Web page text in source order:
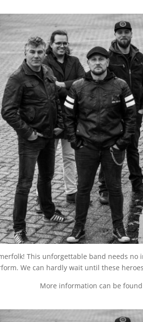
This unforgettable band needs
We can hardly wait until these
More information can be found